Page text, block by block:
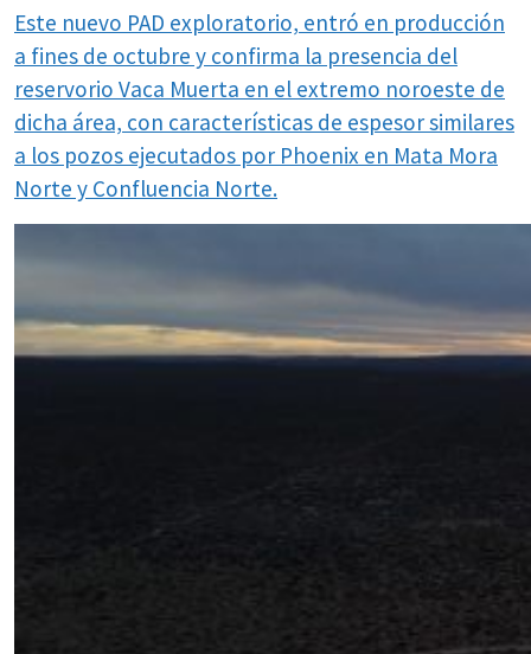
Este nuevo PAD exploratorio, entró en producción
a fines de octubre y confirma la presencia del
reservorio Vaca Muerta en el extremo noroeste de
dicha área, con características de espesor similares
a los pozos ejecutados por Phoenix en Mata Mora
Norte y Confluencia Norte.